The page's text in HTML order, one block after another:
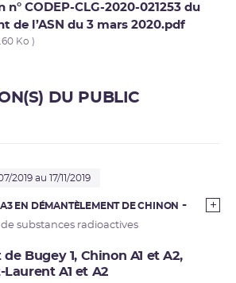
n° CODEP-CLG-2020-021253 du
de l’ASN du 3 mars 2020.pdf
Ko )
DU PUBLIC
2019 au 17/11/2019
A3 EN DÉMANTÈLEMENT DE CHINON
substances radioactives
Bugey 1, Chinon A1 et A2,
A1 et A2